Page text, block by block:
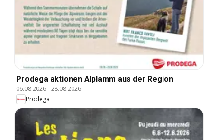
Prodega aktionen Alplamm aus der Region
06.08.2026-28.08.2026
Prodega